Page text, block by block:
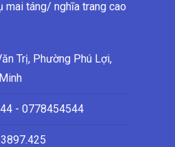
mai táng/ nghĩa trang cao
Trị, Phường Phú Lợi,
- 0778454544
.3897.425